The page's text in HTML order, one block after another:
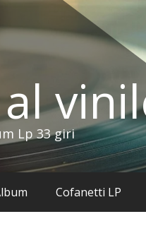
Lp 33 giri
Cofanetti LP